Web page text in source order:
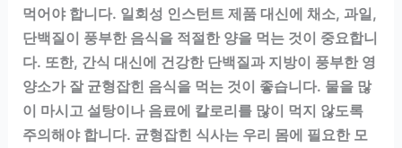
먹어야 합니다. 일회성 인스턴트 제품 대신에 채소, 과일,
단백질이 풍부한 음식을 적절한 양을 먹는 것이 중요합니
다. 또한, 간식 대신에 건강한 단백질과 지방이 풍부한 영
양소가 잘 균형잡힌 음식을 먹는 것이 좋습니다. 물을 많
이 마시고 설탕이나 음료에 칼로리를 많이 먹지 않도록
주의해야 합니다. 균형잡힌 식사는 우리 몸에 필요한 모